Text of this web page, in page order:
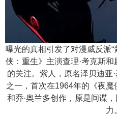
曝光的真相引发了对漫威反派
侠：重生》主演查理·考克斯
的关注。紫人，原名泽贝迪亚
之一，首次在1964年的《夜魔
和乔·奥兰多创作，原是间谍
力